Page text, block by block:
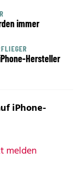
immer
Hersteller
iPhone-
melden